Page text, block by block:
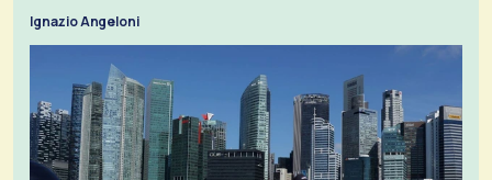
Ignazio Angeloni